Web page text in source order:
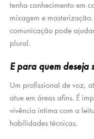
tenha conhecimento em
mixagem e
comunicação pode
plural.
E para quem deseja
Um profissional de voz,
atue em áreas afins. É
vivência intima com a
habilidades técnicas.